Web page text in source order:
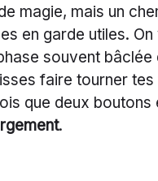
magie, mais un
en garde utiles.
souvent
faire tourner
que deux
.